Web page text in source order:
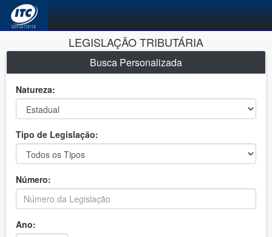
LEGISLAÇÃO TRIBUTÁRIA
Busca Personalizada
Natureza:
Tipo de Legislação:
Número:
Ano: